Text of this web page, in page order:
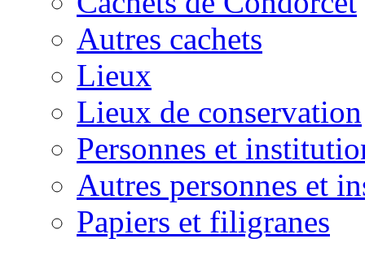
Autres cachets
Lieux
Lieux de conservation
Personnes et
Autres personnes et
Papiers et filigranes